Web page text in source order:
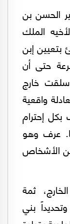
الحسن بن
الملك
إبن
حتى أن
خارج
واقعية
إحترام
عرف وهو
من الأشخاص
ثمة
بني